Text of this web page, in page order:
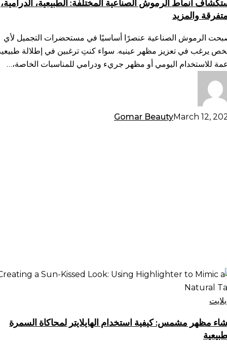
أنماط الرموش الصناعية المختلفة: الطبيعية، الدرامية،
والمزيد
الرموش الصناعية عنصرًا أساسيًا في مستحضرات التجميل لأي
يرغب في تعزيز مظهر عينيه. سواء كنتِ ترغبين في إطلالة
للاستخدام اليومي أو مظهر جريء ودرامي للمناسبات الخاصة،…
Gomar BeautyMarch 12,
مظهر مشمس: كيفية استخدام الهايلايتر لمحاكاة السمرة